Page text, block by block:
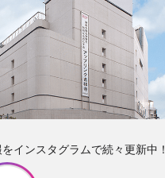
インスタグラムで続々更新中！